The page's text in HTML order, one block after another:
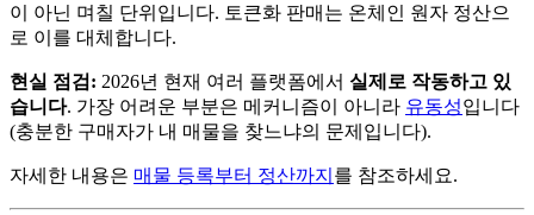
이 아닌 며칠 단위입니다. 토큰화 판매는 온체인 원자 정산으
로 이를 대체합니다.
현실 점검: 2026년 현재 여러 플랫폼에서 실제로 작동하고 있
습니다. 가장 어려운 부분은 메커니즘이 아니라 유동성입니다
(충분한 구매자가 내 매물을 찾느냐의 문제입니다).
자세한 내용은 매물 등록부터 정산까지 를 참조하세요.